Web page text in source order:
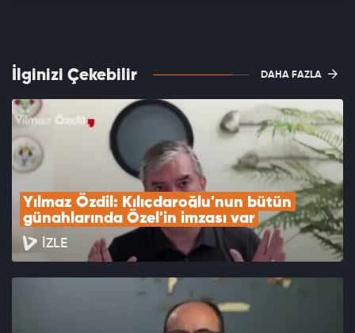
İlginizi Çekebilir DAHA FAZLA
Yılmaz Özdil: Kılıçdaroğlu'nun bütün
günahlarında Özel'in imzası var
İZLE